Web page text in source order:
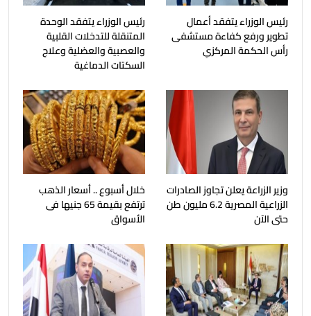
رئيس الوزراء يتفقد أعمال
تطوير ورفع كفاءة مستشفى
رأس الحكمة المركزي
رئيس الوزراء يتفقد الوحدة
المتنقلة للتدخلات القلبية
والعصبية والعضلية وعلاج
السكتات الدماغية
وزير الزراعة يعلن تجاوز الصادرات
الزراعية المصرية 6.2 مليون طن
حتى الآن
خلال أسبوع .. أسعار الذهب
ترتفع بقيمة 65 جنيها فى
الأسواق